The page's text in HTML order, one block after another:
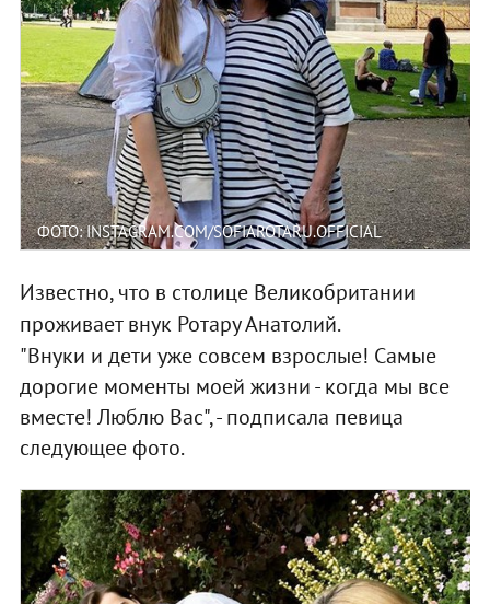
ФОТО: INSTAGRAM.COM/SOFIAROTARU.OFFICIAL
Известно, что в столице Великобритании
проживает внук Ротару Анатолий.
"Внуки и дети уже совсем взрослые! Самые
дорогие моменты моей жизни - когда мы все
вместе! Люблю Вас", - подписала певица
следующее фото.